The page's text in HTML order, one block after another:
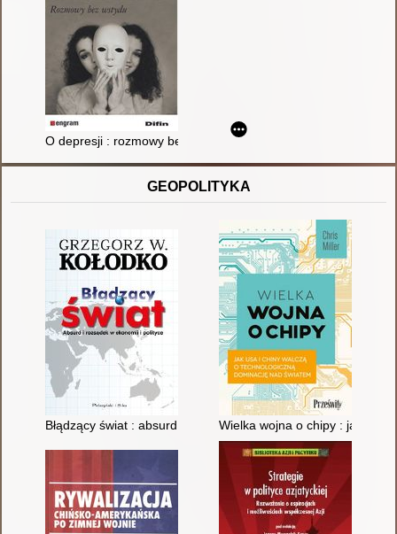
O depresji : rozmowy bez wstydu
GEOPOLITYKA
Błądzący świat : absurd i rozsądek w ekonomii i polityce
Wielka wojna o chipy : jak